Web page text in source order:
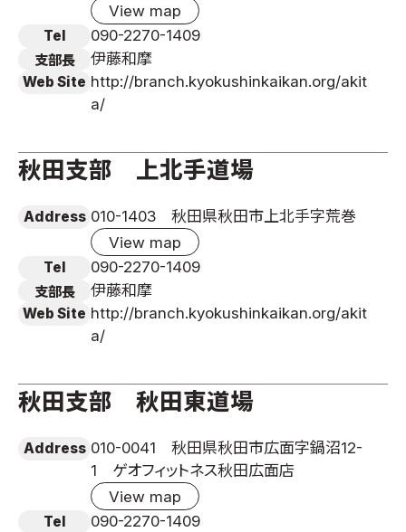
View map
Tel 090-2270-1409
支部長 伊藤和摩
Web Site http://branch.kyokushinkaikan.org/akit
a/
秋田支部 上北手道場
Address 010-1403 秋田県秋田市上北手字荒巻
View map
Tel 090-2270-1409
支部長 伊藤和摩
Web Site http://branch.kyokushinkaikan.org/akit
a/
秋田支部 秋田東道場
Address 010-0041 秋田県秋田市広面字鍋沼12-
1 ゲオフィットネス秋田広面店
View map
Tel 090-2270-1409